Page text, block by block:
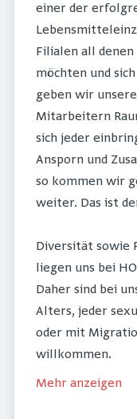
einer der
Filialen all
möchten und
geben wir
Mitarbeitern
sich jeder
Ansporn und
so kommen wir
weiter. Das ist
Diversität sowie
liegen uns bei
Daher sind bei
Alters, jeder
oder mit
willkommen.
Mehr anzeigen